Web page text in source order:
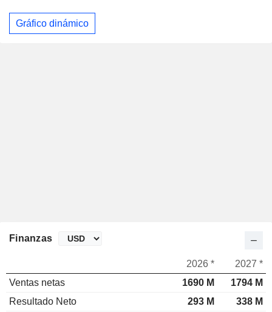
Gráfico dinámico
Finanzas
2026 *
2027 *
Ventas netas
1690 M
1794 M
Resultado Neto
293 M
338 M